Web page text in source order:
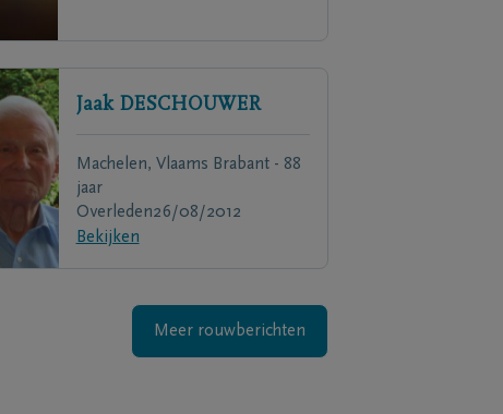
Jaak DESCHOUWER
Machelen, Vlaams Brabant - 88
jaar
Overleden26/08/2012
Bekijken
Meer rouwberichten